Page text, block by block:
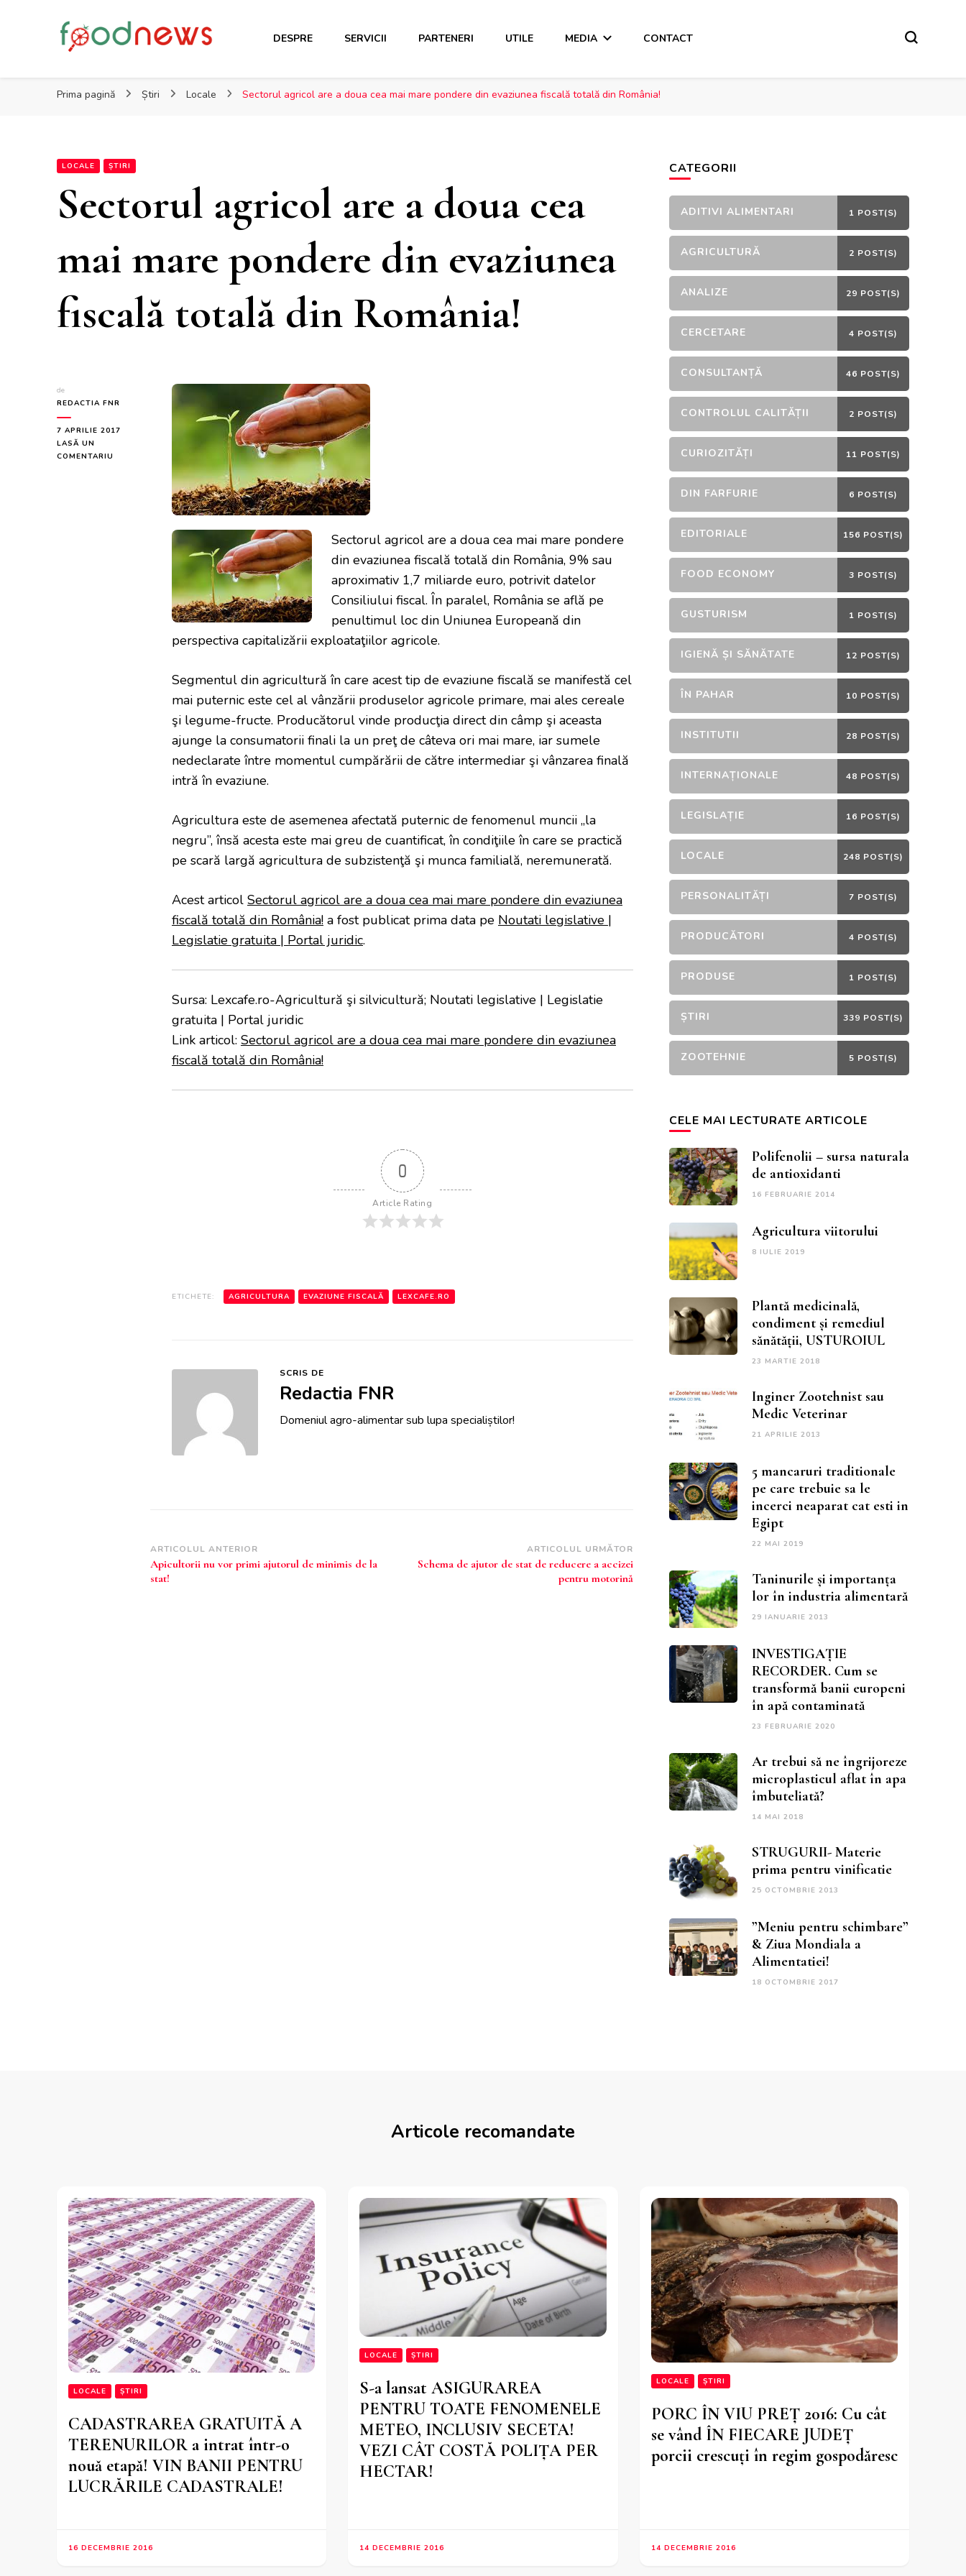
Foodnews.ro
DESPRE SERVICII PARTENERI UTILE MEDIA CONTACT
Prima pagină Știri Locale Sectorul agricol are a doua cea mai mare pondere din evaziunea fiscală totală din România!
LOCALE ȘTIRI
Sectorul agricol are a doua cea
mai mare pondere din evaziunea
fiscală totală din România!
de
REDACTIA FNR
7 APRILIE 2017
LASĂ UN
COMENTARIU
Sectorul agricol are a doua cea mai mare pondere
din evaziunea fiscală totală din România, 9% sau
aproximativ 1,7 miliarde euro, potrivit datelor
Consiliului fiscal. În paralel, România se află pe
penultimul loc din Uniunea Europeană din
perspectiva capitalizării exploataţiilor agricole.
Segmentul din agricultură în care acest tip de evaziune fiscală se manifestă cel
mai puternic este cel al vânzării produselor agricole primare, mai ales cereale
şi legume-fructe. Producătorul vinde producţia direct din câmp şi aceasta
ajunge la consumatorii finali la un preţ de câteva ori mai mare, iar sumele
nedeclarate între momentul cumpărării de către intermediar şi vânzarea finală
intră în evaziune.
Agricultura este de asemenea afectată puternic de fenomenul muncii „la
negru”, însă acesta este mai greu de cuantificat, în condiţiile în care se practică
pe scară largă agricultura de subzistenţă şi munca familială, neremunerată.
Acest articol Sectorul agricol are a doua cea mai mare pondere din evaziunea
fiscală totală din România! a fost publicat prima data pe Noutati legislative |
Legislatie gratuita | Portal juridic.
Sursa: Lexcafe.ro-Agricultură şi silvicultură; Noutati legislative | Legislatie
gratuita | Portal juridic
Link articol: Sectorul agricol are a doua cea mai mare pondere din evaziunea
fiscală totală din România!
0
Article Rating
ETICHETE: AGRICULTURA EVAZIUNE FISCALĂ LEXCAFE.RO
SCRIS DE
Redactia FNR
Domeniul agro-alimentar sub lupa specialiștilor!
Navigare
în
ARTICOLUL ANTERIOR
Apicultorii nu vor primi ajutorul de minimis de la
stat!
ARTICOLUL URMĂTOR
Schema de ajutor de stat de reducere a accizei
pentru motorină
CATEGORII
ADITIVI ALIMENTARI 1 POST(S)
AGRICULTURĂ 2 POST(S)
ANALIZE 29 POST(S)
CERCETARE 4 POST(S)
CONSULTANȚĂ 46 POST(S)
CONTROLUL CALITĂȚII 2 POST(S)
CURIOZITĂȚI 11 POST(S)
DIN FARFURIE 6 POST(S)
EDITORIALE 156 POST(S)
FOOD ECONOMY 3 POST(S)
GUSTURISM 1 POST(S)
IGIENĂ ȘI SĂNĂTATE 12 POST(S)
ÎN PAHAR 10 POST(S)
INSTITUTII 28 POST(S)
INTERNAȚIONALE 48 POST(S)
LEGISLAȚIE 16 POST(S)
LOCALE 248 POST(S)
PERSONALITĂȚI 7 POST(S)
PRODUCĂTORI 4 POST(S)
PRODUSE 1 POST(S)
ȘTIRI 339 POST(S)
ZOOTEHNIE 5 POST(S)
CELE MAI LECTURATE ARTICOLE
Polifenolii – sursa naturala
de antioxidanti
16 FEBRUARIE 2014
Agricultura viitorului
8 IULIE 2019
Plantă medicinală,
condiment și remediul
sănătății, USTUROIUL
23 MARTIE 2018
Inginer Zootehnist sau
Medic Veterinar
21 APRILIE 2013
5 mancaruri traditionale
pe care trebuie sa le
incerci neaparat cat esti in
Egipt
22 MAI 2019
Taninurile și importanța
lor în industria alimentară
29 IANUARIE 2013
INVESTIGAȚIE
RECORDER. Cum se
transformă banii europeni
în apă contaminată
23 FEBRUARIE 2020
Ar trebui să ne îngrijoreze
microplasticul aflat în apa
îmbuteliată?
14 MAI 2018
STRUGURII- Materie
prima pentru vinificatie
25 OCTOMBRIE 2013
”Meniu pentru schimbare”
& Ziua Mondiala a
Alimentatiei!
18 OCTOMBRIE 2017
Articole recomandate
LOCALE ȘTIRI
CADASTRAREA GRATUITĂ A
TERENURILOR a intrat într-o
nouă etapă! VIN BANII PENTRU
LUCRĂRILE CADASTRALE!
16 DECEMBRIE 2016
LOCALE ȘTIRI
S-a lansat ASIGURAREA
PENTRU TOATE FENOMENELE
METEO, INCLUSIV SECETA!
VEZI CÂT COSTĂ POLIȚA PER
HECTAR!
14 DECEMBRIE 2016
LOCALE ȘTIRI
PORC ÎN VIU PREȚ 2016: Cu cât
se vând ÎN FIECARE JUDEȚ
porcii crescuți în regim gospodăresc
14 DECEMBRIE 2016